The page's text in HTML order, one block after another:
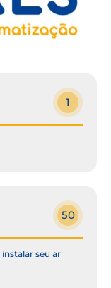
1
50
seu ar